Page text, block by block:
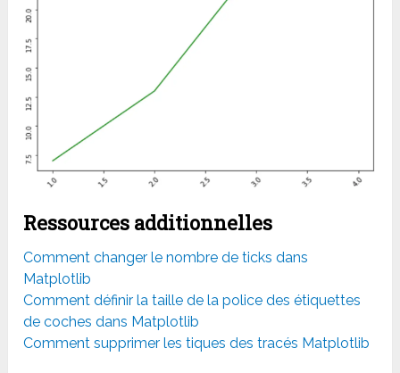
Ressources additionnelles
Comment changer le nombre de ticks dans
Matplotlib
Comment définir la taille de la police des étiquettes
de coches dans Matplotlib
Comment supprimer les tiques des tracés Matplotlib